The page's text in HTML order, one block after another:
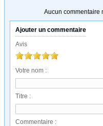
Aucun commentaire
Ajouter un commentaire
Avis
Votre nom :
Titre :
Commentaire :